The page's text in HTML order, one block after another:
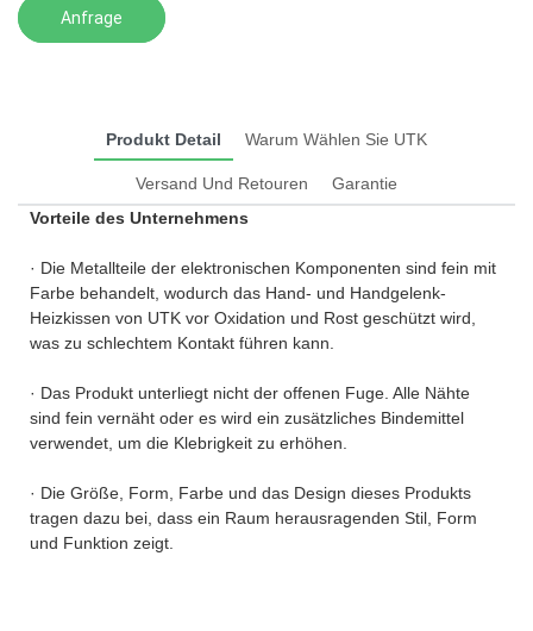
Anfrage
Produkt Detail Warum Wählen Sie UTK
Versand Und Retouren
Garantie
Vorteile des Unternehmens
· Die Metallteile der elektronischen Komponenten sind fein mit
Farbe behandelt, wodurch das Hand- und Handgelenk-
Heizkissen von UTK vor Oxidation und Rost geschützt wird,
was zu schlechtem Kontakt führen kann.
· Das Produkt unterliegt nicht der offenen Fuge. Alle Nähte
sind fein vernäht oder es wird ein zusätzliches Bindemittel
verwendet, um die Klebrigkeit zu erhöhen.
· Die Größe, Form, Farbe und das Design dieses Produkts
tragen dazu bei, dass ein Raum herausragenden Stil, Form
und Funktion zeigt.